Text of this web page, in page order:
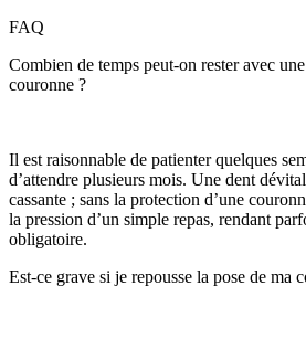
FAQ
Combien de temps peut-on rester avec
couronne ?
Il est raisonnable de patienter quelques
d’attendre plusieurs mois. Une dent
cassante ; sans la protection d’une
la pression d’un simple repas, rendant
obligatoire.
Est-ce grave si je repousse la pose de ma